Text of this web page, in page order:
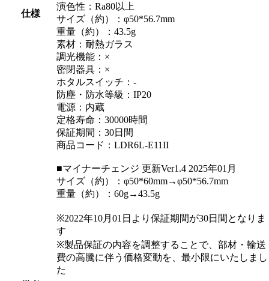
仕様
演色性：Ra80以上
サイズ（約）：φ50*56.7mm
重量（約）：43.5g
素材：耐熱ガラス
調光機能：×
密閉器具：×
ホタルスイッチ：-
防塵・防水等級：IP20
電源：内蔵
定格寿命：30000時間
保証期間：30日間
商品コード：LDR6L-E11II
■マイナーチェンジ 更新Ver1.4 2025年01月
サイズ（約）：φ50*60mm→φ50*56.7mm
重量（約）：60g→43.5g
※2022年10月01日より保証期間が30日間となりま
す
※製品保証の内容を調整することで、部材・輸送
費の高騰に伴う価格変動を、最小限にいたしまし
た